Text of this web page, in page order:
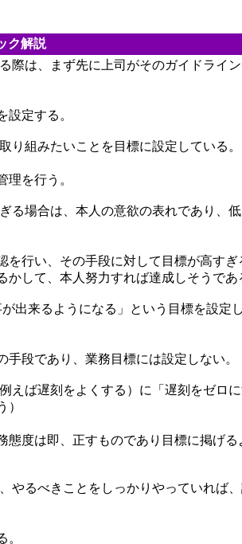
ク解説
際は、まず先に上司がそのガイドライ
定する。
り組みたいことを目標に設定している。
を行う。
る場合は、本人の意欲の表れであり、
行い、その手段に対して目標が高すぎ
かして、本人努力すれば達成しそうであ
出来るようになる」という目標を設定
段であり、業務目標には設定しない。
えば遅刻をよくする）に「遅刻をゼロ
）
度は即、正すものであり目標に掲げる
やるべきことをしっかりやっていれば